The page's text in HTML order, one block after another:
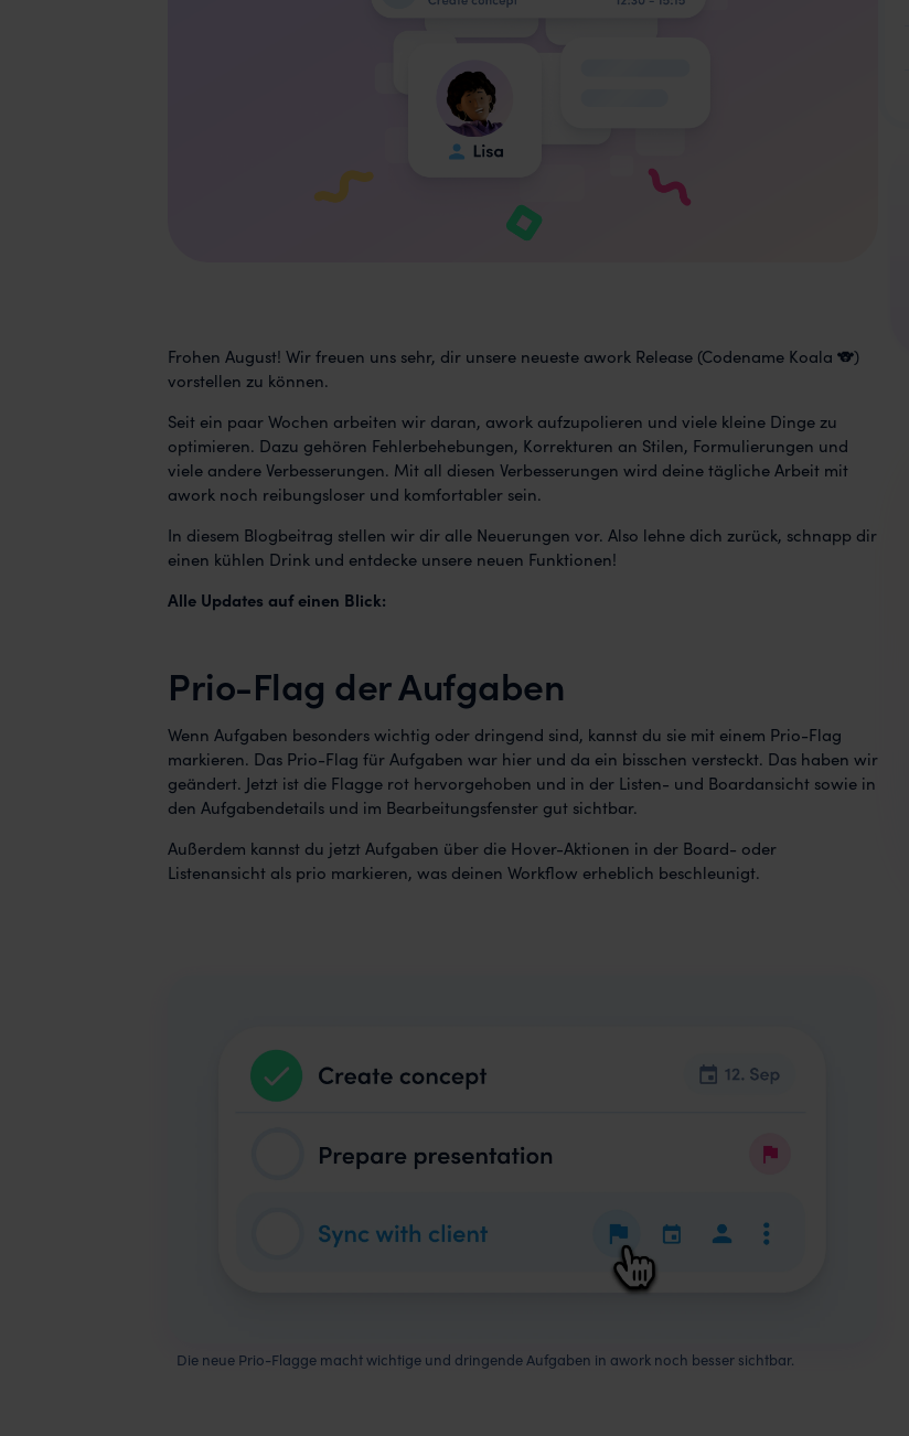
Frohen August! Wir freuen uns sehr, dir unsere neueste awork Release (Codename Koala 🐨)
vorstellen zu können.
Seit ein paar Wochen arbeiten wir daran, awork aufzupolieren und viele kleine Dinge zu
optimieren. Dazu gehören Fehlerbehebungen, Korrekturen an Stilen, Formulierungen und
viele andere Verbesserungen. Mit all diesen Verbesserungen wird deine tägliche Arbeit mit
awork noch reibungsloser und komfortabler sein.
In diesem Blogbeitrag stellen wir dir alle Neuerungen vor. Also lehne dich zurück, schnapp dir
einen kühlen Drink und entdecke unsere neuen Funktionen!
Alle Updates auf einen Blick:
Prio-Flag der Aufgaben
Wenn Aufgaben besonders wichtig oder dringend sind, kannst du sie mit einem Prio-Flag
markieren. Das Prio-Flag für Aufgaben war hier und da ein bisschen versteckt. Das haben wir
geändert. Jetzt ist die Flagge rot hervorgehoben und in der Listen- und Boardansicht sowie in
den Aufgabendetails und im Bearbeitungsfenster gut sichtbar.
Außerdem kannst du jetzt Aufgaben über die Hover-Aktionen in der Board- oder
Listenansicht als prio markieren, was deinen Workflow erheblich beschleunigt.
Die neue Prio-Flagge macht wichtige und dringende Aufgaben in awork noch besser sichtbar.